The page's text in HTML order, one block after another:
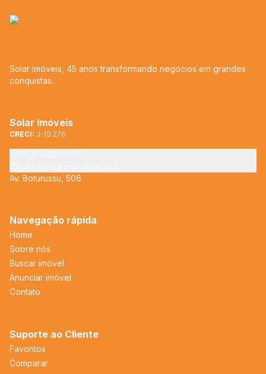
Solar Imóveis, 45 anos transformando negócios em grandes
conquistas.
Solar Imóveis
CRECI: J-19.276
Av. Boturussu, 506
Navegação rápida
Home
Sobre nós
Buscar imóvel
Anunciar imóvel
Contato
Suporte ao Cliente
Favoritos
Comparar